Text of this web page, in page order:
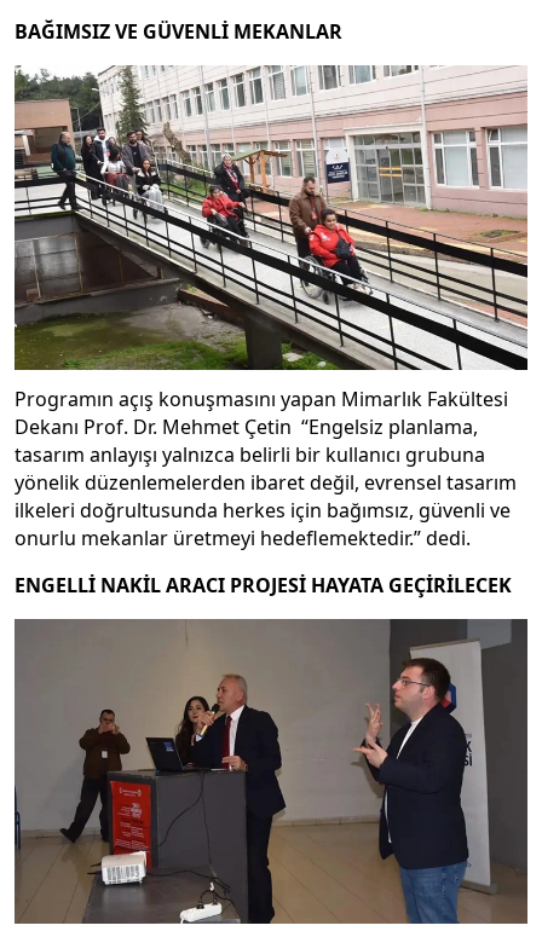
BAĞIMSIZ VE GÜVENLİ MEKANLAR
Programın açış konuşmasını yapan Mimarlık Fakültesi
Dekanı Prof. Dr. Mehmet Çetin “Engelsiz planlama,
tasarım anlayışı yalnızca belirli bir kullanıcı grubuna
yönelik düzenlemelerden ibaret değil, evrensel tasarım
ilkeleri doğrultusunda herkes için bağımsız, güvenli ve
onurlu mekanlar üretmeyi hedeflemektedir.” dedi.
ENGELLİ NAKİL ARACI PROJESİ HAYATA GEÇİRİLECEK